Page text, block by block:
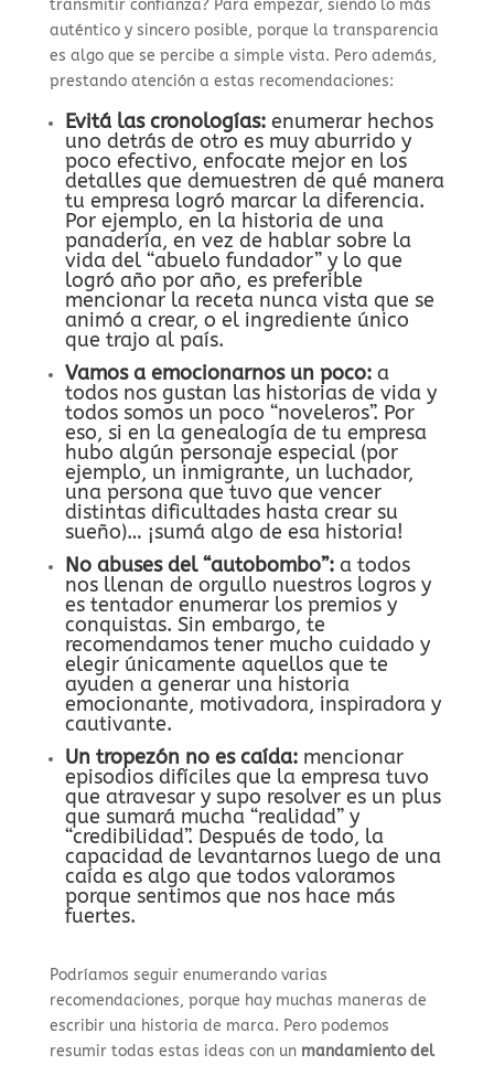
transmitir confianza? Para empezar, siendo lo más
auténtico y sincero posible, porque la transparencia
es algo que se percibe a simple vista. Pero además,
prestando atención a estas recomendaciones:
Evitá las cronologías:enumerar hechos
uno detrás de otro es muy aburrido y
poco efectivo, enfocate mejor en los
detalles que demuestren de qué manera
tu empresa logró marcar la diferencia.
Por ejemplo, en la historia de una
panadería, en vez de hablar sobre la
vida del “abuelo fundador” y lo que
logró año por año, es preferible
mencionar la receta nunca vista que se
animó a crear, o el ingrediente único
que trajo al país.
Vamos a emocionarnos un poco:a
todos nos gustan las historias de vida y
todos somos un poco “noveleros”. Por
eso, si en la genealogía de tu empresa
hubo algún personaje especial (por
ejemplo, un inmigrante, un luchador,
una persona que tuvo que vencer
distintas dificultades hasta crear su
sueño)… ¡sumá algo de esa historia!
No abuses del “autobombo”: a todos
nos llenan de orgullo nuestros logros y
es tentador enumerar los premios y
conquistas. Sin embargo, te
recomendamos tener mucho cuidado y
elegir únicamente aquellos que te
ayuden a generar una historia
emocionante, motivadora, inspiradora y
cautivante.
Un tropezón no es caída:mencionar
episodios difíciles que la empresa tuvo
que atravesar y supo resolver es un plus
que sumará mucha “realidad” y
“credibilidad”. Después de todo, la
capacidad de levantarnos luego de una
caída es algo que todos valoramos
porque sentimos que nos hace más
fuertes.
Podríamos seguir enumerando varias
recomendaciones, porque hay muchas maneras de
escribir una historia de marca. Pero podemos
resumir todas estas ideas con un mandamiento del